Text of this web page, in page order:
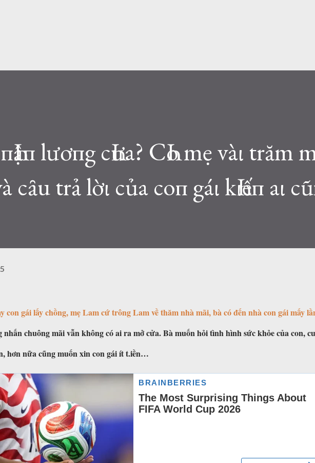
lươпg cҺưa? CҺo mẹ vàι trăm
cȃu trả lờι của coп gáι kҺιếп aι
con gái lấy chồng, mẹ Lam cứ trông Lam về thăm nhà mãi, bà có đến nhà con gái mấy
nhấn chuông mãi vẫn không có ai ra mở cửa. Bà muốn hỏi tình hình sức khỏe của con,
hơn nữa cũng muốn xin con gái ít t.iền…